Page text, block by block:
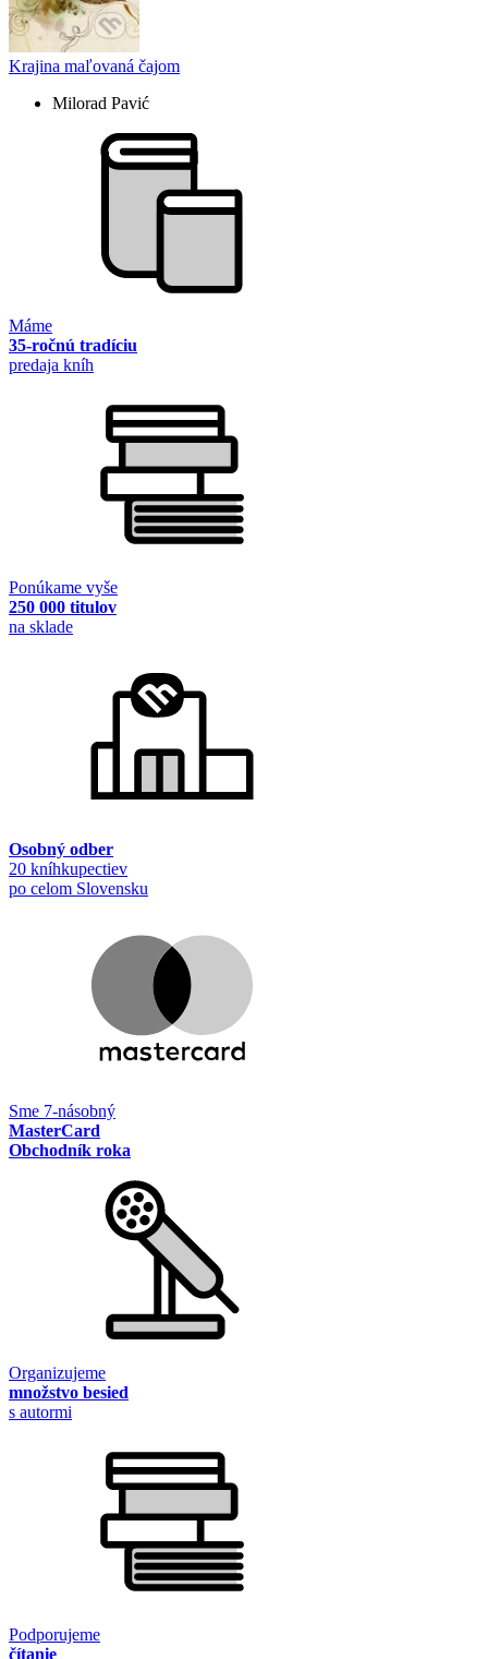
Krajina maľovaná čajom
Milorad Pavić
Máme
35-ročnú tradíciu
predaja kníh
Ponúkame vyše
250 000 titulov
na sklade
Osobný odber
20 kníhkupectiev
po celom Slovensku
Sme 7-násobný
MasterCard
Obchodník roka
Organizujeme
množstvo besied
s autormi
Podporujeme
čítanie